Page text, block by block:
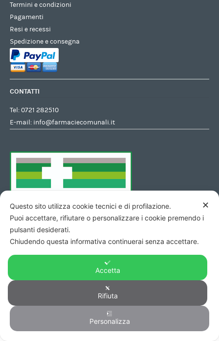
Termini e condizioni
Pagamenti
Resi e recessi
Spedizione e consegna
CONTATTI
Tel:0721 282510
E-mail: info@farmaciecomunali.it
Copyright © 2026 - Codice Fiscale/Partita Iva 01423690419 R.E.A.
di Pesaro n. 140952 -
Privacy&Cookie-
✕
Questo sito utilizza cookie tecnici e di profilazione.
Puoi accettare, rifiutare o personalizzare i cookie premendo i
pulsanti desiderati.
Chiudendo questa informativa continuerai senza accettare.
Accetta
Rifiuta
Personalizza